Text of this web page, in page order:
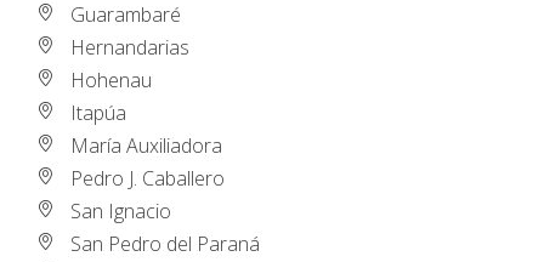
Guarambaré
Hernandarias
Hohenau
Itapúa
María Auxiliadora
Pedro J. Caballero
San Ignacio
San Pedro del Paraná